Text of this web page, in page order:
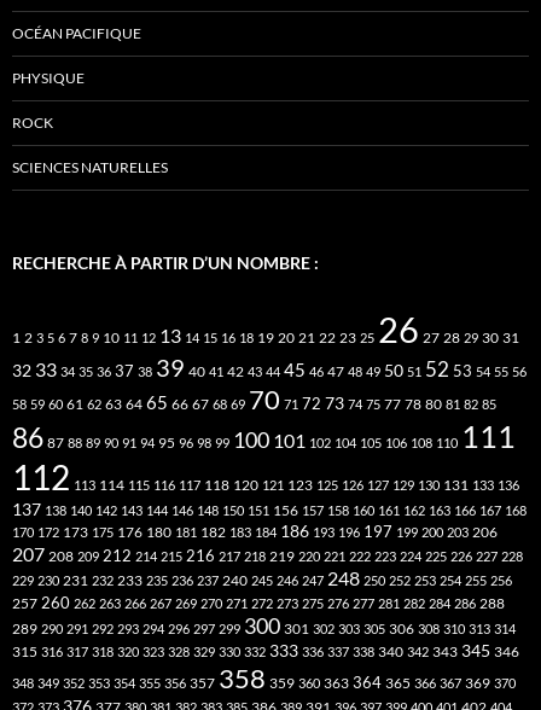
OCÉAN PACIFIQUE
PHYSIQUE
ROCK
SCIENCES NATURELLES
RECHERCHE À PARTIR D’UN NOMBRE :
1 2 3 5 6 7 8 9 10 11 12 13 14 15 16 18 19 20 21 22 23 25 26 27 28 29 30 31
32 33 34 35 36 37 38 39 40 41 42 43 44 45 46 47 48 49 50 51 52 53 54 55 56
58 59 60 61 62 63 64 65 66 67 68 69 70 71 72 73 74 75 77 78 80 81 82 85
86 87 88 89 90 91 94 95 96 98 99 100 101 102 104 105 106 108 110 111
112 113 114 115 116 117 118 120 121 123 125 126 127 129 130 131 133 136
137 138 140 142 143 144 146 148 150 151 156 157 158 160 161 162 163 166 167 168
170 172 173 175 176 180 181 182 183 184 186 193 196 197 199 200 203 206
207 208 209 212 214 215 216 217 218 219 220 221 222 223 224 225 226 227 228
229 230 231 232 233 235 236 237 240 245 246 247 248 250 252 253 254 255 256
257 260 262 263 266 267 269 270 271 272 273 275 276 277 281 282 284 286 288
289 290 291 292 293 294 296 297 299 300 301 302 303 305 306 308 310 313 314
315 316 317 318 320 323 328 329 330 332 333 336 337 338 340 342 343 345 346
348 349 352 353 354 355 356 357 358 359 360 363 364 365 366 367 369 370